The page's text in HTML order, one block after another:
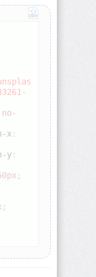
no-
x
:
y
:
;
;